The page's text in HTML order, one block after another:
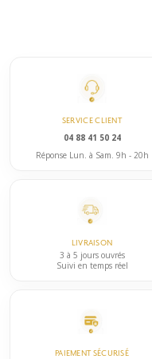
SERVICE CLIENT
04 88 41 50 24
Réponse Lun. à Sam. 9h - 20h
LIVRAISON
3 à 5 jours ouvrés
Suivi en temps réel
PAIEMENT SÉCURISÉ